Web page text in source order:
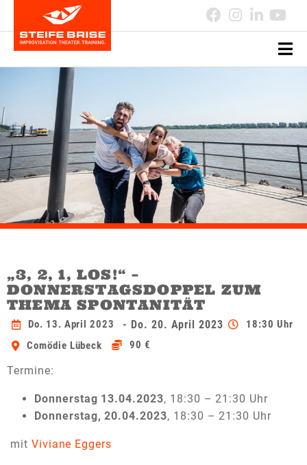
„3, 2, 1, LOS!“ –
DONNERSTAGSDOPPEL ZUM
THEMA SPONTANITÄT
Do. 13. April 2023 - Do. 20. April 2023
18:30 Uhr
Comödie Lübeck
90 €
Termine:
Donnerstag 13.04.2023, 18:30 – 21:30 Uhr
Donnerstag, 20.04.2023, 18:30 – 21:30 Uhr
mit Viviane Eggers